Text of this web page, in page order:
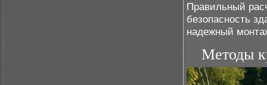
Правильный
безопасность
надежный
Методы